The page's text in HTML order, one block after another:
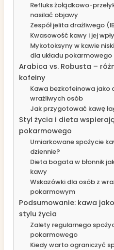
Refluks żołądkowo-
nasilać objawy
Zespół jelita drażliwego
Kwasowość kawy i jej
Mykotoksyny w kawie
dla układu pokarmowego
Arabica vs. Robusta –
kofeiny
Kawa bezkofeinowa
wrażliwych osób
Jak przygotować kawę
Styl życia i dieta
pokarmowego
Umiarkowane spożycie
dziennie?
Dieta bogata w błonnik
kawy
Wskazówki dla osób z
pokarmowym
Podsumowanie: kawa
stylu życia
Zalety regularnego
pokarmowego
Kiedy warto ograniczyć